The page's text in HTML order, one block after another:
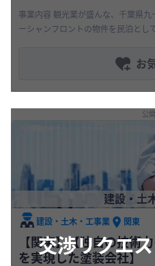
事業内容 観光業が盛んな、千葉県九十九里の民泊案件になります。 オ
ーシャンフロントの物件を民泊とし
お
交渉リクエ
公
建設・土
建設・土木・工事業 関東
【関東】【独自の技術
を実現した塗装会社】